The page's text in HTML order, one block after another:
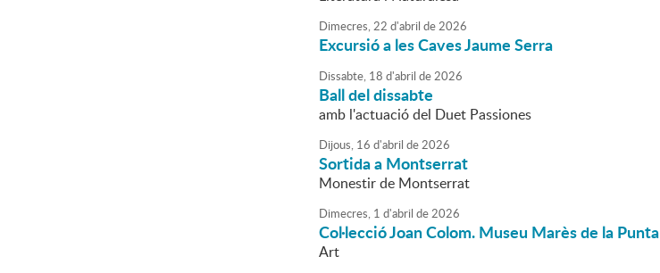
Dimecres,22 d'abril de2026
Excursió a les Caves Jaume Serra
Dissabte, 18 d'abril de2026
Ball del dissabte
amb l'actuació del Duet Passiones
Dijous, 16 d'abril de2026
Sortida a Montserrat
Monestir de Montserrat
Dimecres, 1 d'abril de2026
Col·lecció Joan Colom. Museu Marès de la Punta
Art